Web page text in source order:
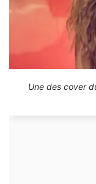
Une des cover